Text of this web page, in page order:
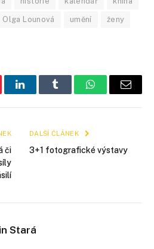
Olga Lounová umění ženy
LinkedInTumblr WhatsApp
E-
či
DALŠÍ ČLÁNEK
3+1 fotografické výstavy
Stará